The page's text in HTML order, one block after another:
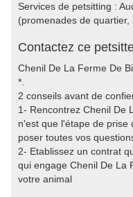
Services de petsitting :
(promenades de quartier,
Contactez ce
Chenil De La Ferme De
*.
2 conseils avant de
1- Rencontrez Chenil De
n'est que l'étape de prise
poser toutes vos
2- Etablissez un contrat
qui engage Chenil De La
votre animal